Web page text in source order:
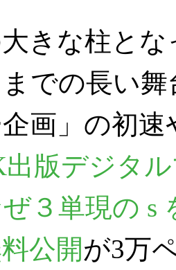
きな柱とな
での長い
画」の初速
出版デジタ
３単現の s
公開が3万